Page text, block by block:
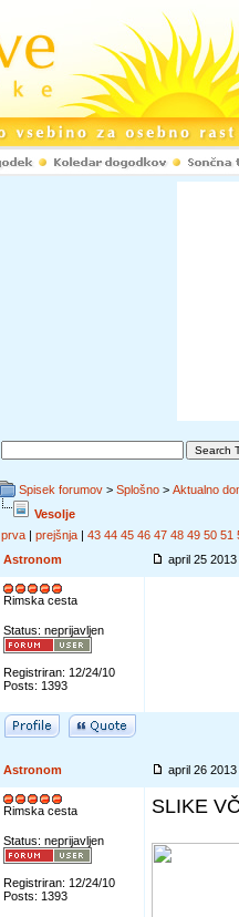
Spisek forumov > Splošno > Aktualno
Vesolje
prva | prejšnja | 43 44 45 46 47 48 49 50 51
Astronom
april 25
Rimska cesta
Status: neprijavljen
Registriran: 12/24/10
Posts: 1393
Astronom april 26
Rimska cesta
Status: neprijavljen
Registriran: 12/24/10
Posts: 1393
SLIKE